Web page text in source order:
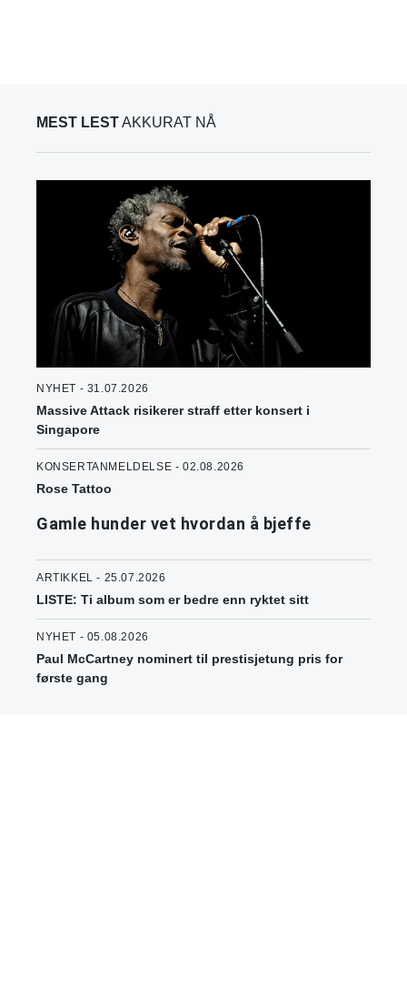
MEST LESTAKKURAT NÅ
NYHET - 31.07.2026
Massive Attack risikerer straff etter konsert i
Singapore
KONSERTANMELDELSE - 02.08.2026
Rose Tattoo
Gamle hunder vet hvordan å bjeffe
ARTIKKEL - 25.07.2026
LISTE: Ti album som er bedre enn ryktet sitt
NYHET - 05.08.2026
Paul McCartney nominert til prestisjetung pris for
første gang